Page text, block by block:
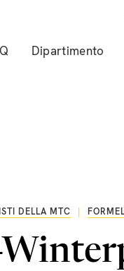
Dipartimento
DELLA MTC |